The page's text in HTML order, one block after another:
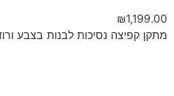
₪1,199.00
מתקן קפיצה נסיכות לבנות בצבע